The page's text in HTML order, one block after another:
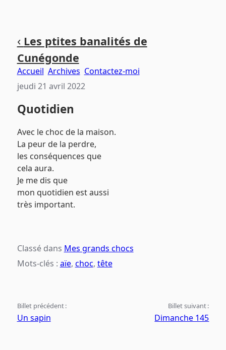
contenu
principal
menu
principal
page
‹ Les ptites banalités de
Cunégonde
Accueil Archives Contactez-moi
jeudi 21 avril 2022
Quotidien
Avec le choc de la maison.
La peur de la perdre,
les conséquences que
cela aura.
Je me dis que
mon quotidien est aussi
très important.
Classé dans Mes grands chocs
Mots-clés : aïe, choc, tête
Billet précédent :
Un sapin
Billet suivant :
Dimanche 145